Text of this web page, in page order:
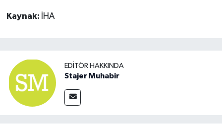
Kaynak: İHA
EDITÖR HAKKINDA
Stajer Muhabir